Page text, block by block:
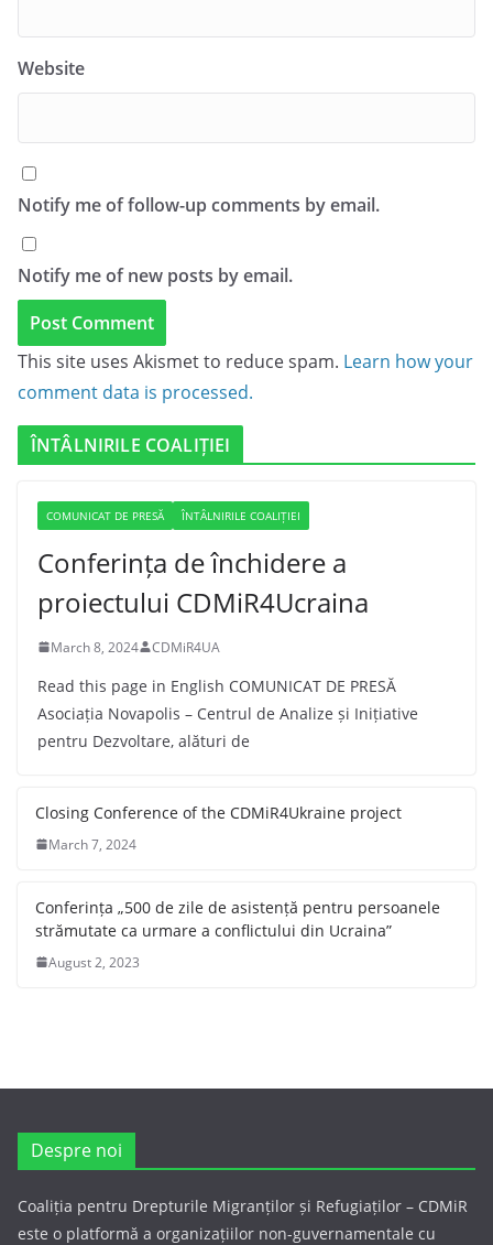
Website
Notify me of follow-up comments by email.
Notify me of new posts by email.
This site uses Akismet to reduce spam. Learn how your
comment data is processed.
ÎNTÂLNIRILE COALIȚIEI
COMUNICAT DE PRESĂ ÎNTÂLNIRILE COALIȚIEI
Conferința de închidere a
proiectului CDMiR4Ucraina
March 8, 2024 CDMiR4UA
Read this page in English COMUNICAT DE PRESĂ
Asociația Novapolis – Centrul de Analize și Inițiative
pentru Dezvoltare, alături de
Closing Conference of the CDMiR4Ukraine project
March 7, 2024
Conferința „500 de zile de asistență pentru persoanele
strămutate ca urmare a conflictului din Ucraina”
August 2, 2023
Despre noi
Coaliția pentru Drepturile Migranților și Refugiaților – CDMiR
este o platformă a organizațiilor non-guvernamentale cu